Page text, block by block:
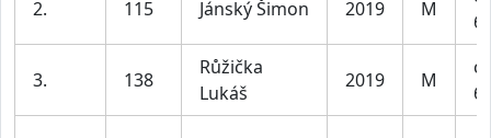
2. 115 Jánský Šimon 2019 M
3. 138
Růžička
Lukáš
2019 M